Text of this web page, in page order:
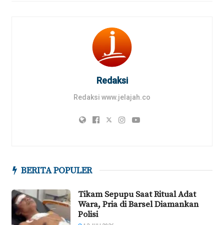
Redaksi
Redaksi www.jelajah.co
BERITA POPULER
Tikam Sepupu Saat Ritual Adat
Wara, Pria di Barsel Diamankan
Polisi